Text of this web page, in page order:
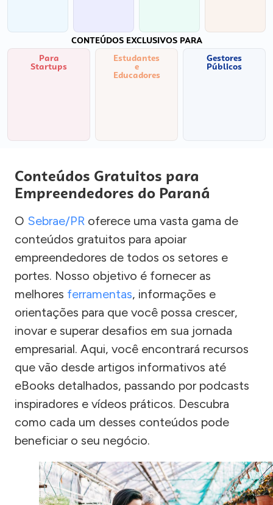
CONTEÚDOS EXCLUSIVOS PARA
Para
Startups
Estudantes
e
Educadores
Gestores
Públicos
Conteúdos Gratuitos para
Empreendedores do Paraná
O Sebrae/PR oferece uma vasta gama de
conteúdos gratuitos para apoiar
empreendedores de todos os setores e
portes. Nosso objetivo é fornecer as
melhores ferramentas, informações e
orientações para que você possa crescer,
inovar e superar desafios em sua jornada
empresarial. Aqui, você encontrará recursos
que vão desde artigos informativos até
eBooks detalhados, passando por podcasts
inspiradores e vídeos práticos. Descubra
como cada um desses conteúdos pode
beneficiar o seu negócio.